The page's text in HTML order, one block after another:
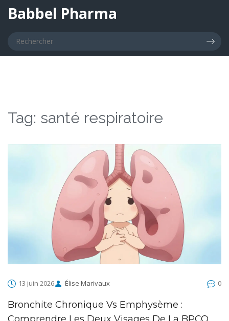
Babbel Pharma
Tag: santé respiratoire
13 juin 2026 Élise Marivaux 0
Bronchite Chronique Vs Emphysème :